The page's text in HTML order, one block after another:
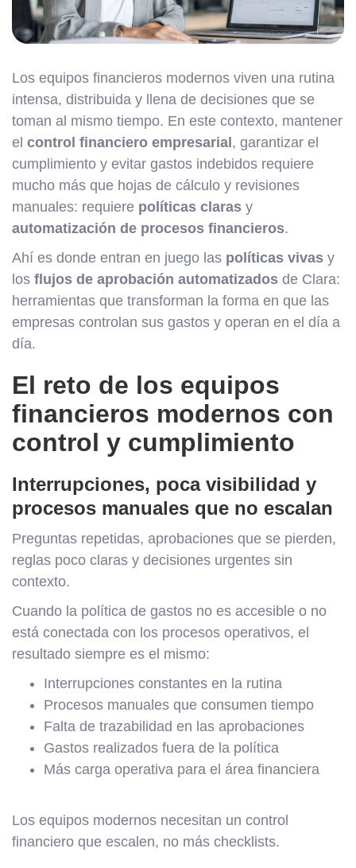
Los equipos financieros modernos viven una rutina
intensa, distribuida y llena de decisiones que se
toman al mismo tiempo. En este contexto, mantener
el control financiero empresarial , garantizar el
cumplimiento y evitar gastos indebidos requiere
mucho más que hojas de cálculo y revisiones
manuales: requiere políticas claras y
automatización de procesos financieros.
Ahí es donde entran en juego las políticas vivas y
los flujos de aprobación automatizados de Clara:
herramientas que transforman la forma en que las
empresas controlan sus gastos y operan en el día a
día.
El reto de los equipos
financieros modernos con
control y cumplimiento
Interrupciones, poca visibilidad y
procesos manuales que no escalan
Preguntas repetidas, aprobaciones que se pierden,
reglas poco claras y decisiones urgentes sin
contexto.
Cuando la política de gastos no es accesible o no
está conectada con los procesos operativos, el
resultado siempre es el mismo:
Interrupciones constantes en la rutina
Procesos manuales que consumen tiempo
Falta de trazabilidad en las aprobaciones
Gastos realizados fuera de la política
Más carga operativa para el área financiera
Los equipos modernos necesitan un control
financiero que escalen, no más checklists.